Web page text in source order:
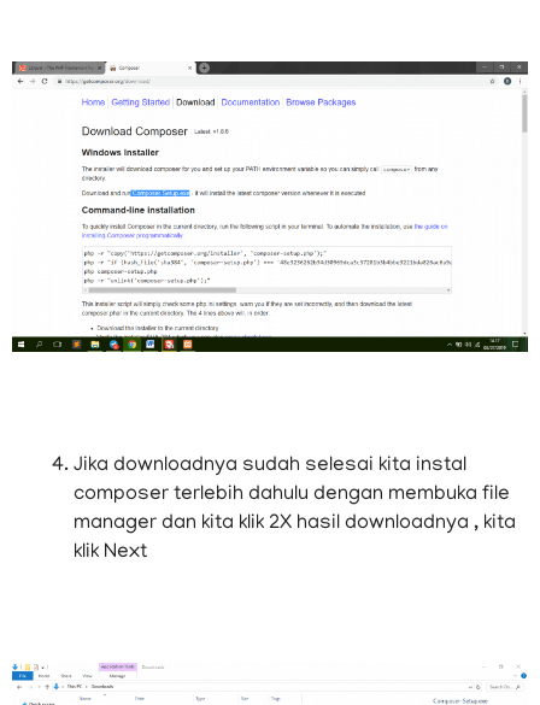
Jika downloadnya sudah selesai kita instal
composer terlebih dahulu dengan membuka file
manager dan kita klik 2X hasil downloadnya , kita
klik Next